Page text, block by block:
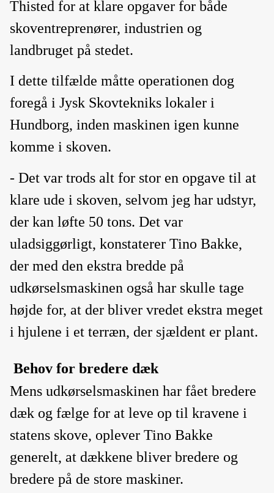
Thisted for at klare opgaver for både
skoventreprenører, industrien og
landbruget på stedet.
I dette tilfælde måtte operationen dog
foregå i Jysk Skovtekniks lokaler i
Hundborg, inden maskinen igen kunne
komme i skoven.
- Det var trods alt for stor en opgave til at
klare ude i skoven, selvom jeg har udstyr,
der kan løfte 50 tons. Det var
uladsiggørligt, konstaterer Tino Bakke,
der med den ekstra bredde på
udkørselsmaskinen også har skulle tage
højde for, at der bliver vredet ekstra meget
i hjulene i et terræn, der sjældent er plant.
Behov for bredere dæk
Mens udkørselsmaskinen har fået bredere
dæk og fælge for at leve op til kravene i
statens skove, oplever Tino Bakke
generelt, at dækkene bliver bredere og
bredere på de store maskiner.